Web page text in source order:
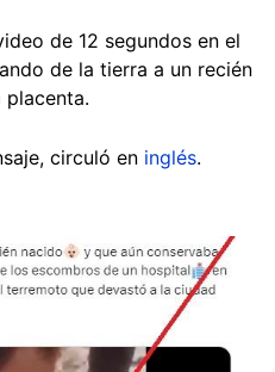
de 12 segundos en el
de la tierra a un recién
placenta.
circuló en inglés.